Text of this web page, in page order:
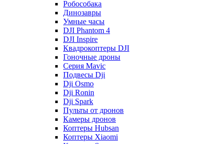
Робособака
Динозавры
Умные часы
DJI Phantom 4
DJI Inspire
Квадрокоптеры DJI
Гоночные дроны
Серия Mavic
Подвесы Dji
Dji Osmo
Dji Ronin
Dji Spark
Пульты от дронов
Камеры дронов
Коптеры Hubsan
Коптеры Xiaomi